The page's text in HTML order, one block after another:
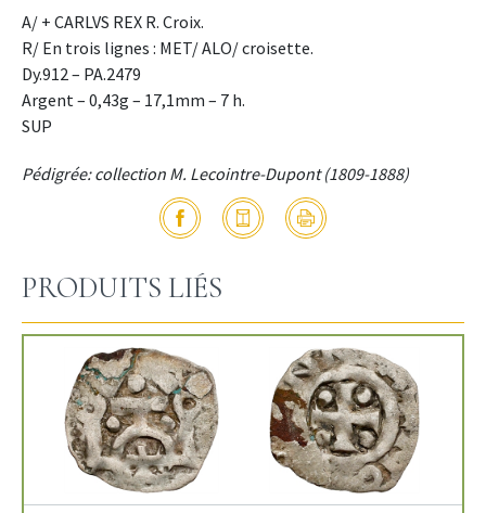
A/ + CARLVS REX R. Croix.
R/ En trois lignes : MET/ ALO/ croisette.
Dy.912 – PA.2479
Argent – 0,43g – 17,1mm – 7 h.
SUP
Pédigrée: collection M. Lecointre-Dupont (1809-1888)
PRODUITS LIÉS